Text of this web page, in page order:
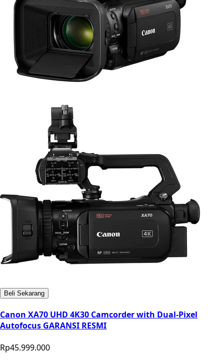
Beli Sekarang
Canon XA70 UHD 4K30 Camcorder with Dual-Pixel
Autofocus GARANSI RESMI
Rp45.999.000